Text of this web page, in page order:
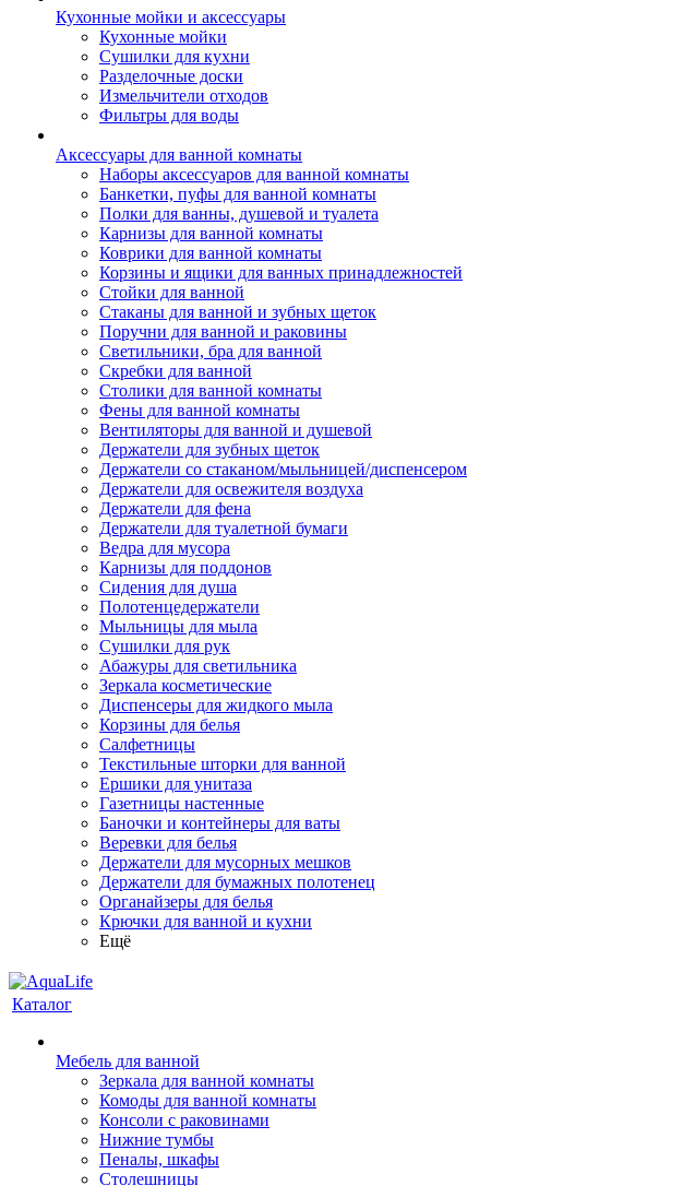
Кухонные мойки и аксессуары
Кухонные мойки
Сушилки для кухни
Разделочные доски
Измельчители отходов
Фильтры для воды
Аксессуары для ванной комнаты
Наборы аксессуаров для ванной комнаты
Банкетки, пуфы для ванной комнаты
Полки для ванны, душевой и туалета
Карнизы для ванной комнаты
Коврики для ванной комнаты
Корзины и ящики для ванных принадлежностей
Стойки для ванной
Стаканы для ванной и зубных щеток
Поручни для ванной и раковины
Светильники, бра для ванной
Скребки для ванной
Столики для ванной комнаты
Фены для ванной комнаты
Вентиляторы для ванной и душевой
Держатели для зубных щеток
Держатели со стаканом/мыльницей/диспенсером
Держатели для освежителя воздуха
Держатели для фена
Держатели для туалетной бумаги
Ведра для мусора
Карнизы для поддонов
Сидения для душа
Полотенцедержатели
Мыльницы для мыла
Сушилки для рук
Абажуры для светильника
Зеркала косметические
Диспенсеры для жидкого мыла
Корзины для белья
Салфетницы
Текстильные шторки для ванной
Ершики для унитаза
Газетницы настенные
Баночки и контейнеры для ваты
Веревки для белья
Держатели для мусорных мешков
Держатели для бумажных полотенец
Органайзеры для белья
Крючки для ванной и кухни
Ещё
Каталог
Мебель для ванной
Зеркала для ванной комнаты
Комоды для ванной комнаты
Консоли с раковинами
Нижние тумбы
Пеналы, шкафы
Столешницы